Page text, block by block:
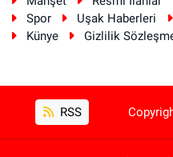
Spor
Uşak Haberleri
Künye
Gizlilik
RSS